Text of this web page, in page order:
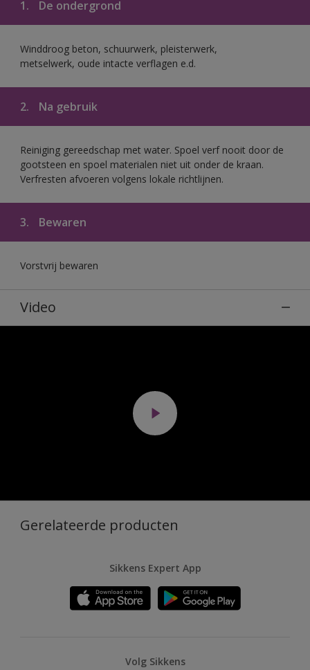
1. De ondergrond
Winddroog beton, schuurwerk, pleisterwerk,
metselwerk, oude intacte verflagen e.d.
2. Na gebruik
Reiniging gereedschap met water. Spoel verf nooit door de
gootsteen en spoel materialen niet uit onder de kraan.
Verfresten afvoeren volgens lokale richtlijnen.
3. Bewaren
Vorstvrij bewaren
Video
Gerelateerde producten
Sikkens Expert App
Volg Sikkens